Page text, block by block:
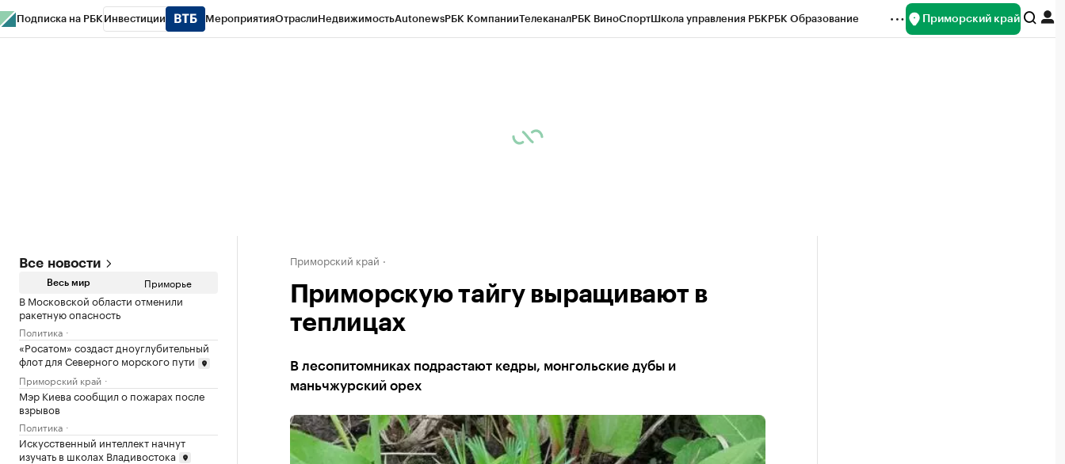
Подписка на РБК Инвестиции МероприятияОтраслиНедвижимостьAutonewsРБК КомпанииТелеканалРБК ВиноСпортШкола управления РБКРБК Образование Приморский край
Все новости
Весь мир Приморье
В Московской области отменили
ракетную опасность
Политика
«Росатом» создаст дноуглубительный
флот для Северного морского пути
Приморский край
Мэр Киева сообщил о пожарах после
взрывов
Политика
Искусственный интеллект начнут
изучать в школах Владивостока
Приморский край
Приморскую тайгу выращивают в
теплицах
В лесопитомниках подрастают кедры, монгольские дубы и
маньчжурский орех